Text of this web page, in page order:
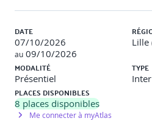
externes, choisir des auditeurs.
Conformité réglementaire et
Discussion sur les aspects
affectant la sécurité des
Après-midi : Stratégies de
DATE
07/10/2026
au 09/10/2026
Lille
MODALITÉ
Présentiel
TYPE
Inter
PLACES DISPONIBLES
8 places disponibles
Me connecter à myAtlas